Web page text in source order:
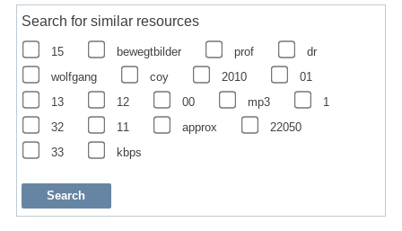
Search for similar resources
15 bewegtbilder prof
dr
wolfgang
coy 2010
01
13
12 00 mp3
1
32
11 approx
22050
33
kbps